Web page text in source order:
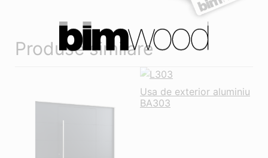
Produse similare
Usa de exterior aluminiu
BA303